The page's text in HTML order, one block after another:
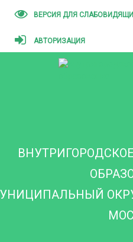
ВЕРСИЯ ДЛЯ
АВТОРИЗАЦИЯ